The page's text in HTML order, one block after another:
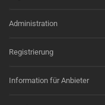
Administration
Registrierung
Information für Anbieter